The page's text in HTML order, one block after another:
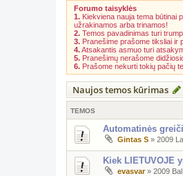
Forumo taisyklės
1. Kiekviena nauja tema būtinai
užrakinamos arba trinamos!
2. Temos pavadinimas turi
3. Pranešime prašome tiksliai ir
4.Atsakantis asmuo turi
5. Pranešimų nerašome
6. Prašome nekurti tokių pačių
Naujos temos kūrimas
TEMOS
Automatinės
Gintas S » 2009
Kiek LIETUVOJE
evasvar» 2009